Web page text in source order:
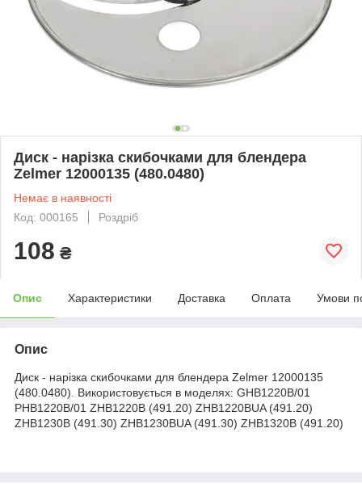
Диск - нарізка скибочками для блендера
Zelmer 12000135 (480.0480)
Немає в наявності
Код: 000165
Роздріб
108 ₴
Опис Характеристики Доставка Оплата Умови
Опис
Диск - нарізка скибочками для блендера Zelmer 12000135
(480.0480). Використовується в моделях: GHB1220B/01
PHB1220B/01 ZHB1220B (491.20) ZHB1220BUA (491.20)
ZHB1230B (491.30) ZHB1230BUA (491.30) ZHB1320B (491.20)